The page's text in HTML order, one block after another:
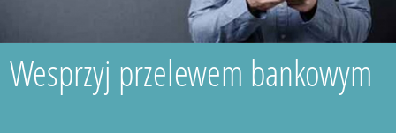
Wesprzyj przelewem bankowym